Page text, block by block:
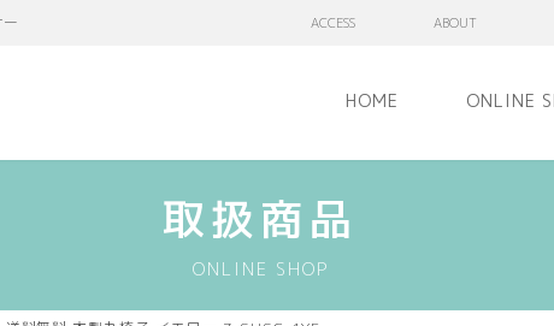
ACCESS ABOUT
HOME ONLINE
取扱商品
ONLINE SHOP